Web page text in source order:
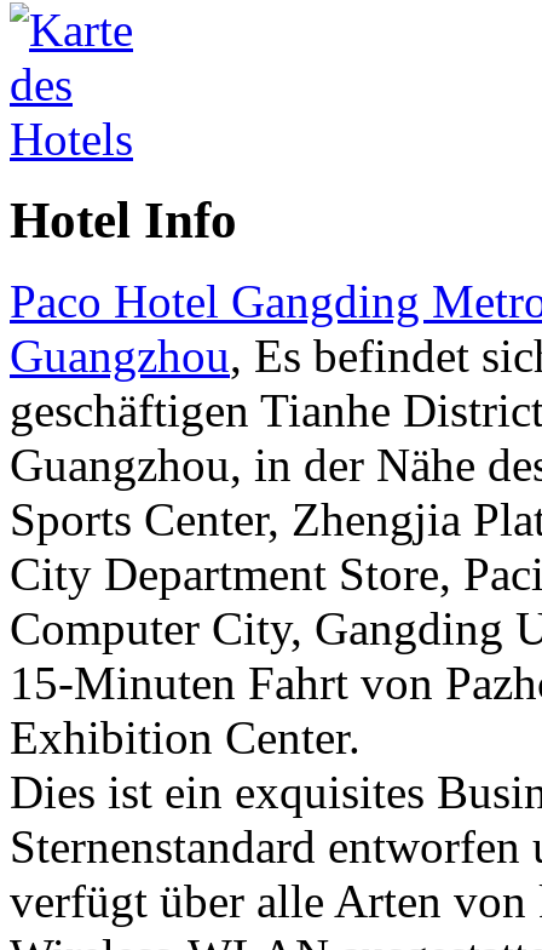
Hotel Info
Paco Hotel Gangding
Guangzhou, Es befindet
geschäftigen Tianhe
Guangzhou, in der Nähe
Sports Center, Zhengjia
City Department Store,
Computer City, Gangding
15-Minuten Fahrt von
Exhibition Center.
Dies ist ein exquisites
Sternenstandard
verfügt über alle Arten